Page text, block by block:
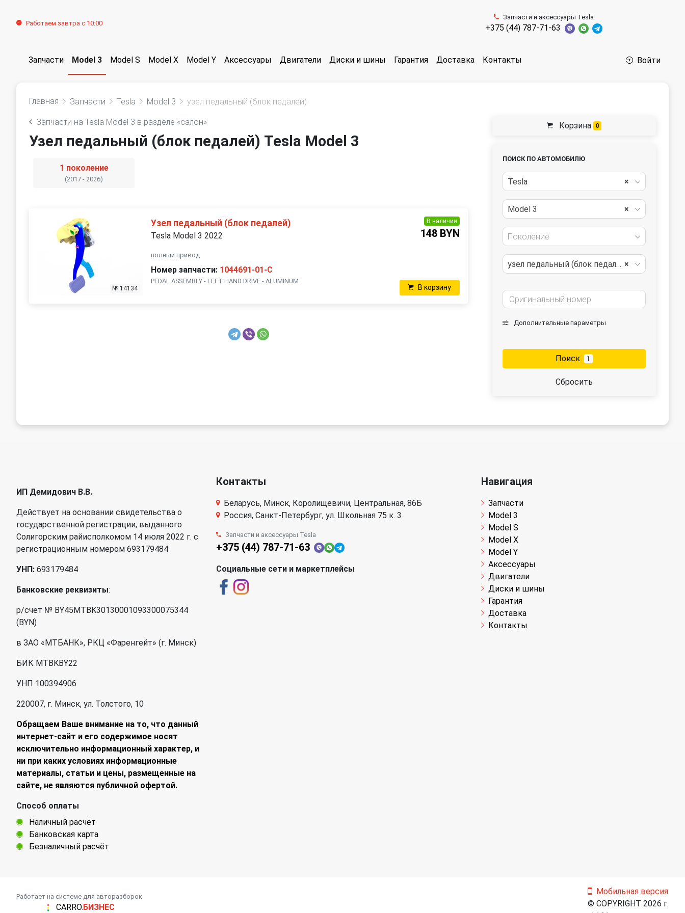
Работаем завтра с 10:00
Запчасти и аксессуары Tesla
+375 (44) 787-71-63
Запчасти Model 3 Model S Model X Model Y Аксессуары Двигатели Диски и шины Гарантия Доставка Контакты Войти
Главная Запчасти Tesla Model 3 узел педальный (блок педалей)
Запчасти на Tesla Model 3 в разделе «салон»
Узел педальный (блок педалей) Tesla Model 3
1 поколение
(2017 - 2026)
№ 14134
Узел педальный (блок педалей)
Tesla Model 3 2022
полный привод
Номер запчасти: 1044691-01-C
PEDAL ASSEMBLY - LEFT HAND DRIVE - ALUMINUM
В наличии
148 BYN
В корзину
Корзина 0
ПОИСК ПО АВТОМОБИЛЮ
×
Tesla
×
Model 3
Поколение
×
узел педальный (блок педалей)
Дополнительные параметры
Поиск 1
Сбросить
ИП Демидович В.В.
Действует на основании свидетельства о
государственной регистрации, выданного
Солигорским райисполкомом 14 июля 2022 г. с
регистрационным номером 693179484
УНП: 693179484
Банковские реквизиты:
р/счет № BY45MTBK30130001093300075344
(BYN)
в ЗАО «МТБАНК», РКЦ «Фаренгейт» (г. Минск)
БИК MTBKBY22
УНП 100394906
220007, г. Минск, ул. Толстого, 10
Обращаем Ваше внимание на то, что данный
интернет-сайт и его содержимое носят
исключительно информационный характер, и
ни при каких условиях информационные
материалы, статьи и цены, размещенные на
сайте, не являются публичной офертой.
Способ оплаты
Наличный расчёт
Банковская карта
Безналичный расчёт
Контакты
Беларусь, Минск, Королищевичи, Центральная, 86Б
Россия, Санкт-Петербург, ул. Школьная 75 к. 3
Запчасти и аксессуары Tesla
+375 (44) 787-71-63
Социальные сети и маркетплейсы
Навигация
Запчасти
Model 3
Model S
Model X
Model Y
Аксессуары
Двигатели
Диски и шины
Гарантия
Доставка
Контакты
Работает на системе для авторазборок
CARRO.БИЗНЕС
Мобильная версия
© COPYRIGHT 2026 г.